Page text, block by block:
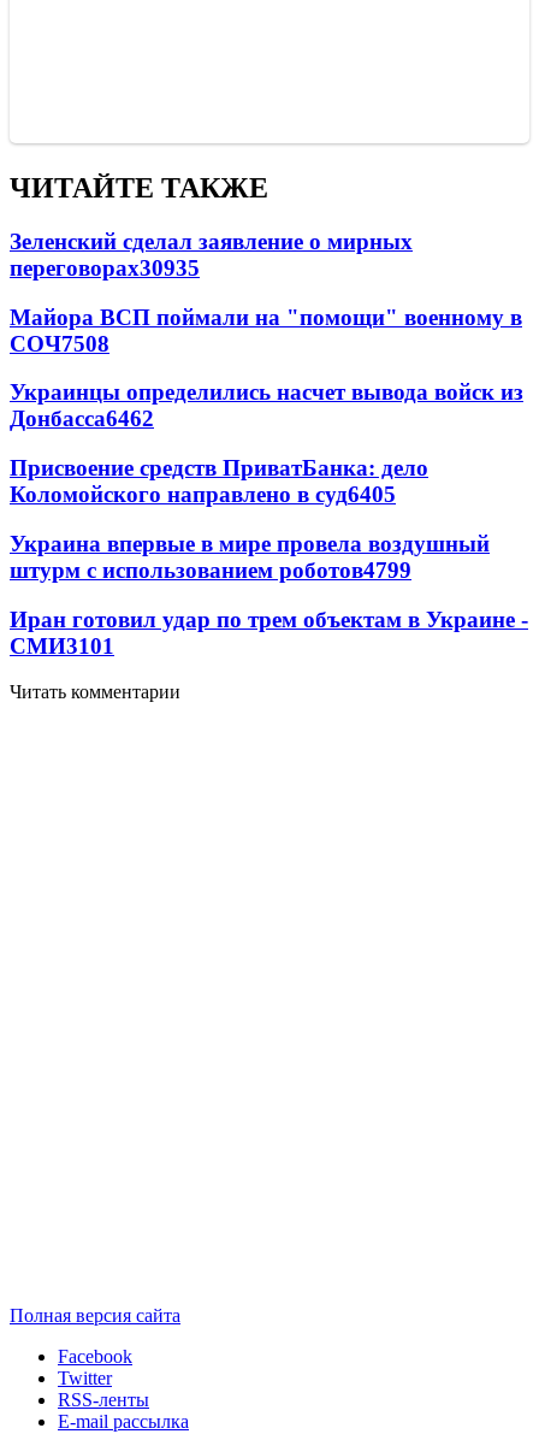
ЧИТАЙТЕ ТАКЖЕ
Зеленский сделал заявление о мирных
переговорах30935
Майора ВСП поймали на "помощи" военному в
СОЧ7508
Украинцы определились насчет вывода войск из
Донбасса6462
Присвоение средств ПриватБанка: дело
Коломойского направлено в суд6405
Украина впервые в мире провела воздушный
штурм с использованием роботов4799
Иран готовил удар по трем объектам в Украине -
СМИ3101
Читать комментарии
Полная версия сайта
Facebook
Twitter
RSS-ленты
E-mail рассылка